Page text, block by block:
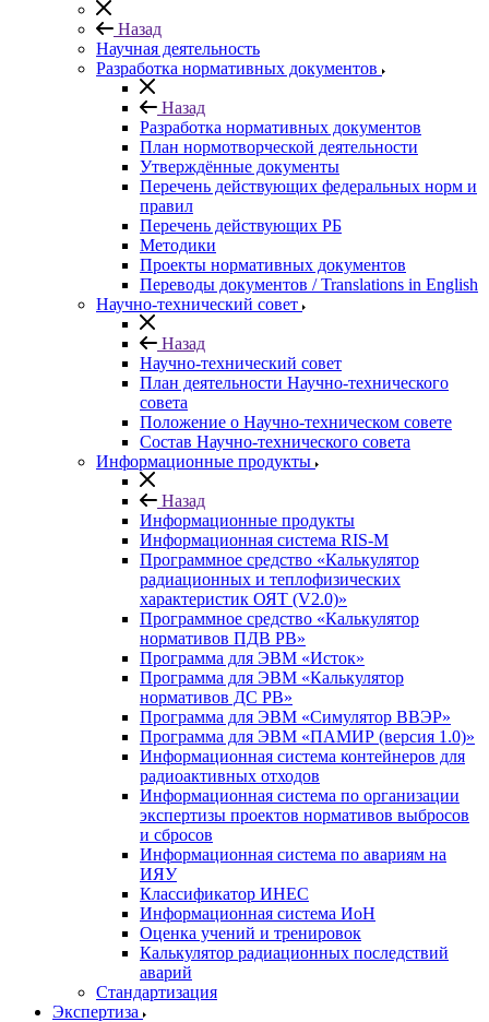
Назад
Научная деятельность
Разработка нормативных документов
Назад
Разработка нормативных документов
План нормотворческой деятельности
Утверждённые документы
Перечень действующих федеральных норм и
правил
Перечень действующих РБ
Методики
Проекты нормативных документов
Переводы документов / Translations in English
Научно-технический совет
Назад
Научно-технический совет
План деятельности Научно-технического
совета
Положение о Научно-техническом совете
Состав Научно-технического совета
Информационные продукты
Назад
Информационные продукты
Информационная система RIS-M
Программное средство «Калькулятор
радиационных и теплофизических
характеристик ОЯТ (V2.0)»
Программное средство «Калькулятор
нормативов ПДВ РВ»
Программа для ЭВМ «Исток»
Программа для ЭВМ «Калькулятор
нормативов ДС РВ»
Программа для ЭВМ «Симулятор ВВЭР»
Программа для ЭВМ «ПАМИР (версия 1.0)»
Информационная система контейнеров для
радиоактивных отходов
Информационная система по организации
экспертизы проектов нормативов выбросов
и сбросов
Информационная система по авариям на
ИЯУ
Классификатор ИНЕС
Информационная система ИоН
Оценка учений и тренировок
Калькулятор радиационных последствий
аварий
Стандартизация
Экспертиза